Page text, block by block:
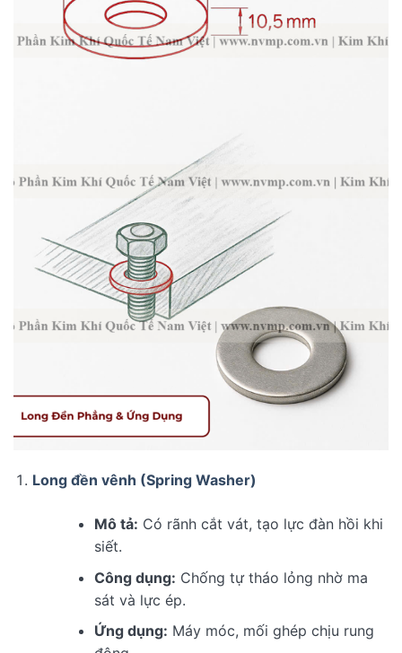
Long đền vênh (Spring Washer)
Mô tả: Có rãnh cắt vát, tạo lực đàn hồi khi
siết.
Công dụng: Chống tự tháo lỏng nhờ ma
sát và lực ép.
Ứng dụng: Máy móc, mối ghép chịu rung